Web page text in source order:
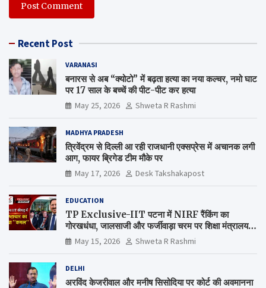
Recent Post
VARANASI
बनारस से अब “क्योटो” में बढ़ता हत्या का नया कल्चर, नमो घाट
पर 17 साल के बच्चें की पीट-पीट कर हत्या
May 25, 2026 Shweta R Rashmi
MADHYA PRADESH
त्रिवेंद्रम से दिल्ली आ रही राजधानी एक्सप्रेस में अचानक लगी
आग, फायर ब्रिगेड टीम मौके पर
May 17, 2026 Desk Takshakapost
EDUCATION
TP Exclusive-IIT पटना में NIRF रैंकिंग का
गोरखधंधा, जालसाजी और फर्जीवाड़ा चरम पर शिक्षा मंत्रालय
कब जागेगा ?
May 15, 2026 Shweta R Rashmi
DELHI
अरविंद केजरीवाल और मनीष सिसोदिया पर कोर्ट की अवमानना